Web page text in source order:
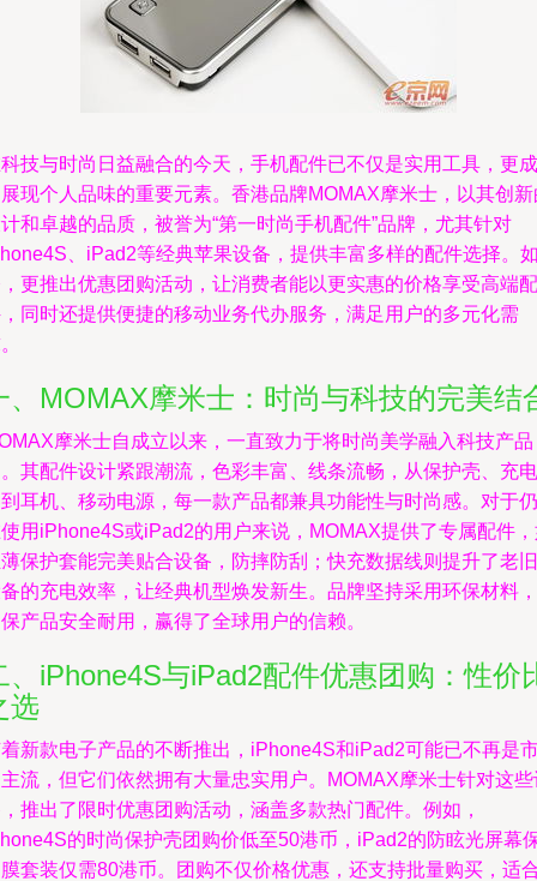
技与时尚日益融合的今天，手机配件已不仅是实用工具，更成
现个人品味的重要元素。香港品牌MOMAX摩米士，以其创新
和卓越的品质，被誉为“第一时尚手机配件”品牌，尤其针对
、iPad2等经典苹果设备，提供丰富多样的配件选择。
更推出优惠团购活动，让消费者能以更实惠的价格享受高端配
同时还提供便捷的移动业务代办服务，满足用户的多元化需
、MOMAX摩米士：时尚与科技的完美结
摩米士自成立以来，一直致力于将时尚美学融入科技产品
其配件设计紧跟潮流，色彩丰富、线条流畅，从保护壳、充电
耳机、移动电源，每一款产品都兼具功能性与时尚感。对于仍
用iPhone4S或iPad2的用户来说，MOMAX提供了专属配件
保护套能完美贴合设备，防摔防刮；快充数据线则提升了老旧
的充电效率，让经典机型焕发新生。品牌坚持采用环保材料，
产品安全耐用，赢得了全球用户的信赖。
、iPhone4S与iPad2配件优惠团购：性价
选
新款电子产品的不断推出，iPhone4S和iPad2可能已不再是
流，但它们依然拥有大量忠实用户。MOMAX摩米士针对这些
推出了限时优惠团购活动，涵盖多款热门配件。例如，
的时尚保护壳团购价低至50港币，iPad2的防眩光屏幕
套装仅需80港币。团购不仅价格优惠，还支持批量购买，适